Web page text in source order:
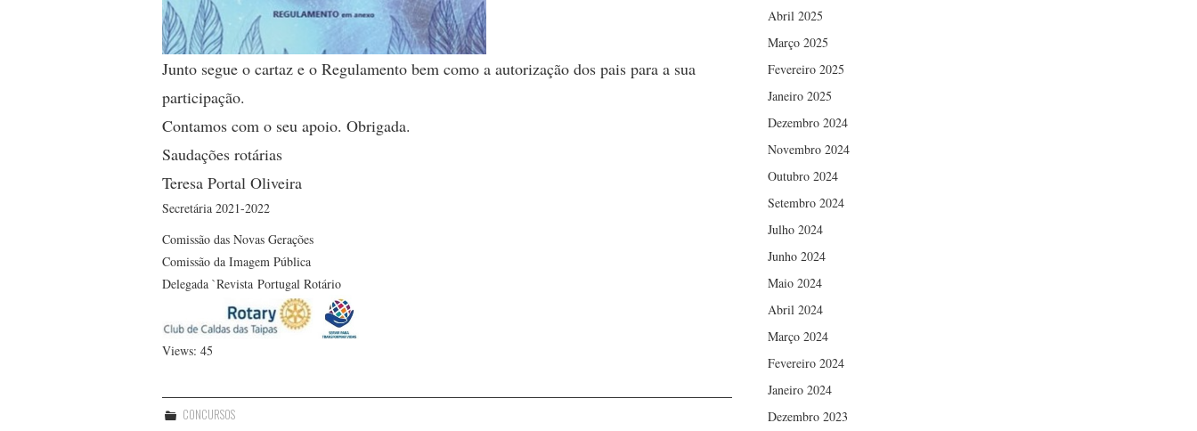
Junto segue o cartaz e o Regulamento bem como a autorização dos pais para a sua
participação.
Contamos com o seu apoio. Obrigada.
Saudações rotárias
Teresa Portal Oliveira
Secretária 2021-2022
Comissão das Novas Gerações
Comissão da Imagem Pública
Delegada `Revista Portugal Rotário
Views: 45
CONCURSOS
Abril 2025
Março 2025
Fevereiro 2025
Janeiro 2025
Dezembro 2024
Novembro 2024
Outubro 2024
Setembro 2024
Julho 2024
Junho 2024
Maio 2024
Abril 2024
Março 2024
Fevereiro 2024
Janeiro 2024
Dezembro 2023